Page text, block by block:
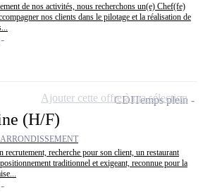
de nos activités, nous recherchons un(e) Chef(fe)
nos clients dans le pilotage et la réalisation de
(H/F)
recrutement, recherche pour son client, un restaurant
traditionnel et exigeant, reconnue pour la
CDITemps plein
Ajouter cette offre à ma sélection